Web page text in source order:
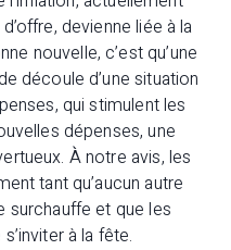
devienne liée à la
nouvelle, c’est qu’une
découle d’une situation
qui stimulent les
dépenses, une
À notre avis, les
tant qu’aucun autre
surchauffe et que les
à la fête.